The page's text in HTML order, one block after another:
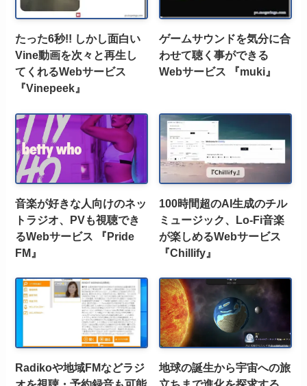
たった6秒!! しかし面白い
Vine動画を次々と再生し
てくれるWebサービス
『Vinepeek』
ゲームサウンドを気分に合
わせて聴く事ができる
Webサービス 『muki』
音楽が好きな人向けのネッ
トラジオ、PVも視聴でき
るWebサービス 『Pride
FM』
100時間超のAI生成のチル
ミュージック、Lo-Fi音楽
が楽しめるWebサービス
『Chillify』
Radikoや地域FMなどラジ
地球の誕生から宇宙への旅